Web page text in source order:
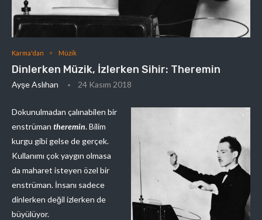
Karma'dan Müzik
Dinlerken Müzik, İzlerken Sihir: Theremin
Ayşe Aslıhan 24 Kasım 2018
Dokunulmadan çalınabilen bir
enstrüman theremin. Bilim
kurgu gibi gelse de gerçek.
Kullanımı çok yaygın olmasa
da maharet isteyen özel bir
enstrüman. İnsanı sadece
dinlerken değil izlerken de
büyülüyor.